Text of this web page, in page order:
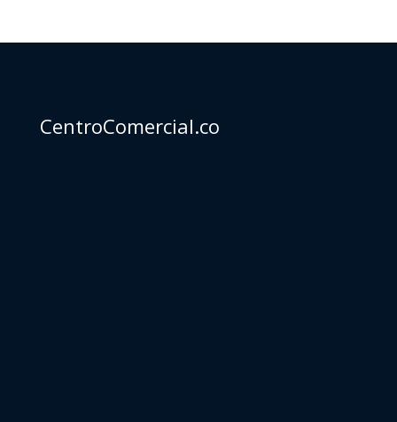
CentroComercial.co